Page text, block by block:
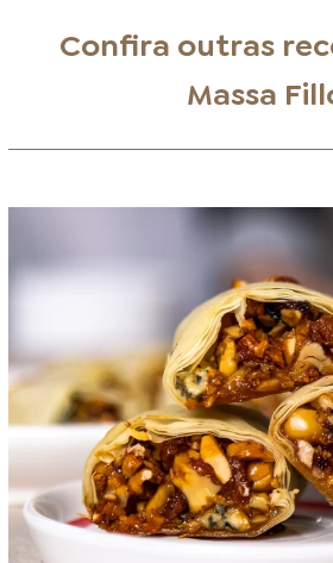
Confira outras
Massa